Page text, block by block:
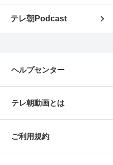
テレ朝Podcast
ヘルプセンター
テレ朝動画とは
ご利用規約